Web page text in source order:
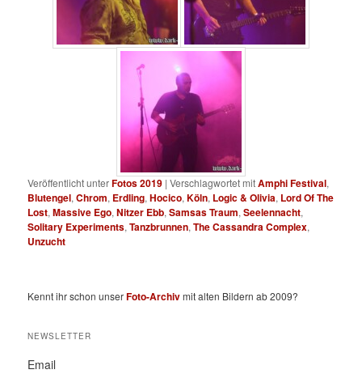
Veröffentlicht unterFotos 2019 |Verschlagwortet mitAmphi Festival,
Blutengel,Chrom, Erdling,Hocico,Köln, Logic & Olivia, Lord Of The
Lost,Massive Ego,Nitzer Ebb,Samsas Traum,Seelennacht,
Solitary Experiments,Tanzbrunnen,The Cassandra Complex,
Unzucht
Kennt ihr schon unserFoto-Archivmit alten Bildern ab 2009?
NEWSLETTER
Email